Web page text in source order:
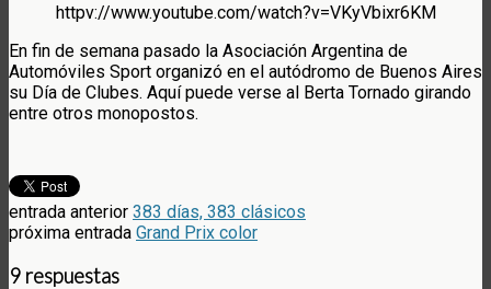
httpv://www.youtube.com/watch?v=VKyVbixr6KM
En fin de semana pasado la Asociación Argentina de
Automóviles Sport organizó en el autódromo de Buenos Aires
su Día de Clubes. Aquí puede verse al Berta Tornado girando
entre otros monopostos.
entrada anterior 383 días, 383 clásicos
próxima entrada Grand Prix color
9 respuestas